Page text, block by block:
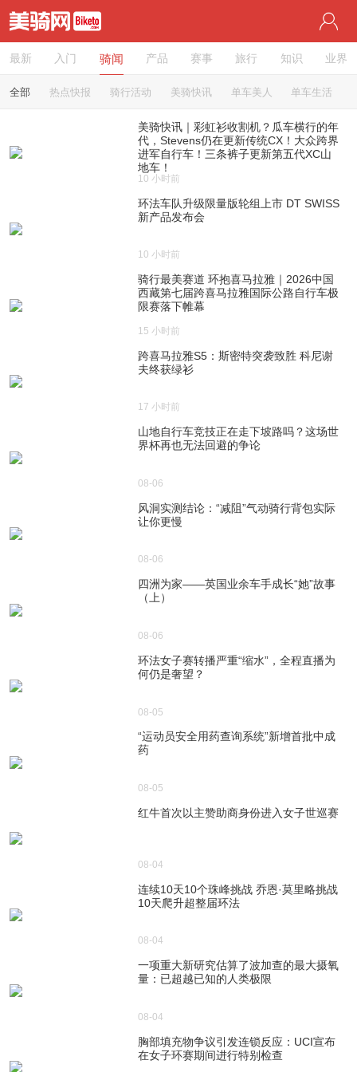
最新 入门 骑闻 产品 赛事 旅行 知识 业界
全部 热点快报 骑行活动 美骑快讯 单车美人 单车生活
美骑快讯｜彩虹衫收割机？瓜车横行的年
代，Stevens仍在更新传统CX！大众跨界
进军自行车！三条裤子更新第五代XC山
地车！
10 小时前
环法车队升级限量版轮组上市 DT SWISS
新产品发布会
10 小时前
骑行最美赛道 环抱喜马拉雅｜2026中国
西藏第七届跨喜马拉雅国际公路自行车极
限赛落下帷幕
15 小时前
跨喜马拉雅S5：斯密特突袭致胜 科尼谢
夫终获绿衫
17 小时前
山地自行车竞技正在走下坡路吗？这场世
界杯再也无法回避的争论
08-06
风洞实测结论：“减阻”气动骑行背包实际
让你更慢
08-06
四洲为家——英国业余车手成长“她”故事
（上）
08-06
环法女子赛转播严重“缩水”，全程直播为
何仍是奢望？
08-05
“运动员安全用药查询系统”新增首批中成
药
08-05
红牛首次以主赞助商身份进入女子世巡赛
08-04
连续10天10个珠峰挑战 乔恩·莫里略挑战
10天爬升超整届环法
08-04
一项重大新研究估算了波加查的最大摄氧
量：已超越已知的人类极限
08-04
胸部填充物争议引发连锁反应：UCI宣布
在女子环赛期间进行特别检查